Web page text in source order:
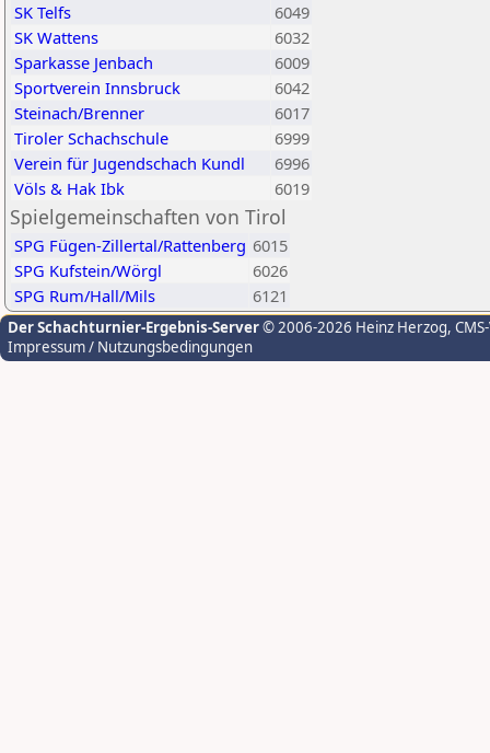
SK Telfs
6049
SK Wattens
6032
Sparkasse Jenbach
6009
Sportverein Innsbruck
6042
Steinach/Brenner
6017
Tiroler Schachschule
6999
Verein für Jugendschach Kundl
6996
Völs & Hak Ibk
6019
Spielgemeinschaften von Tirol
SPG Fügen-Zillertal/Rattenberg 6015
SPG Kufstein/Wörgl
6026
SPG Rum/Hall/Mils
6121
Der Schachturnier-Ergebnis-Server© 2006-2026 Heinz Herzog,
Impressum / Nutzungsbedingungen